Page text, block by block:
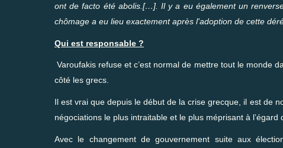
ont de facto été abolis.[…]. Il y a eu également un
chômage a eu lieu exactement après l'adoption de cette
Qui est responsable ?
Varoufakis refuse et c’est normal de mettre tout le monde
côté les grecs.
Il est vrai que depuis le début de la crise grecque, il est de
négociations le plus intraitable et le plus méprisant à l’égard
Avec le changement de gouvernement suite aux